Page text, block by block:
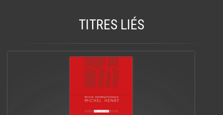
TITRES LIÉS